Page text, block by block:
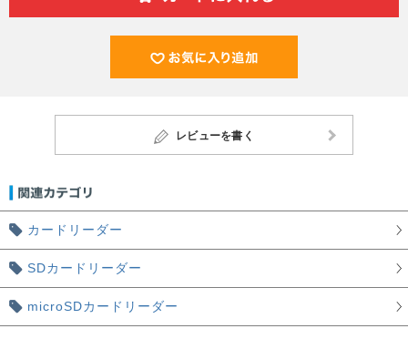
レビューを書く
カードリーダー
SDカードリーダー
microSDカードリーダー